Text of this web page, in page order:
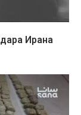
Ирана